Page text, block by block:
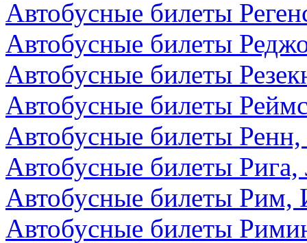
Автобусные билеты
Автобусные билеты
Автобусные билеты
Автобусные билеты
Автобусные билеты
Автобусные билеты Рига,
Автобусные билеты Рим,
Автобусные билеты